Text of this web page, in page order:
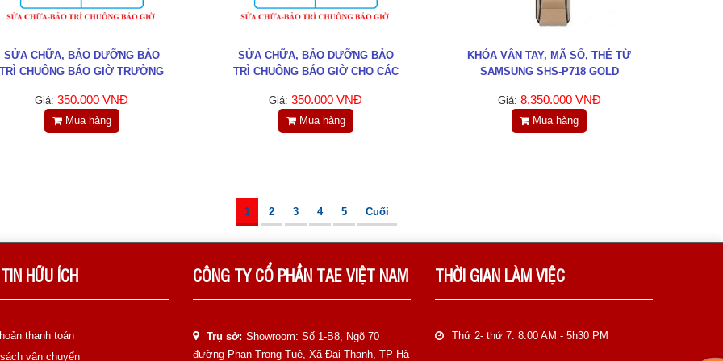
SỬA CHỮA, BẢO DƯỠNG BẢO
TRÌ CHUÔNG BÁO GIỜ TRƯỜNG
Giá: 350.000 VNĐ
Mua hàng
SỬA CHỮA, BẢO DƯỠNG BẢO
TRÌ CHUÔNG BÁO GIỜ CHO CÁC
Giá: 350.000 VNĐ
Mua hàng
KHÓA VÂN TAY, MÃ SỐ, THẺ TỪ
SAMSUNG SHS-P718 GOLD
Giá: 8.350.000 VNĐ
Mua hàng
1 2 3 4 5 Cuối
HỮU ÍCH
thanh toán
vận chuyển
CÔNG TY CỔ PHẦN TAE VIỆT NAM
Trụ sở: Showroom: Số 1-B8, Ngõ 70
đường Phan Trọng Tuệ, Xã Đại Thanh, TP Hà
THỜI GIAN LÀM VIỆC
Thứ 2- thứ 7: 8:00 AM - 5h30 PM